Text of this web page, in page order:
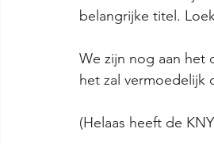
belangrijke titel.
We zijn nog aan het
het zal vermoedelijk
(Helaas heeft de